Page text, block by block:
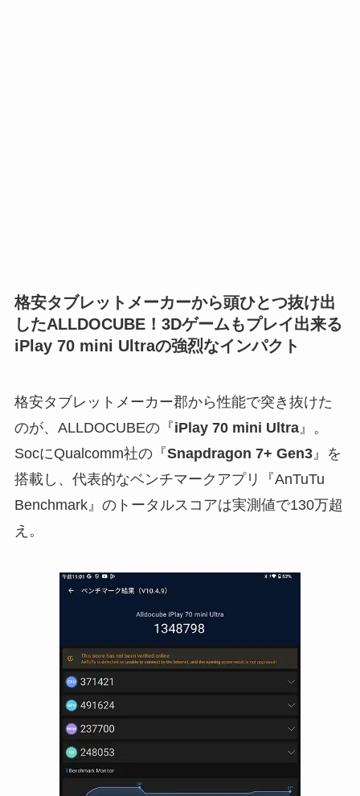
格安タブレットメーカーから頭ひとつ抜け出
したALLDOCUBE！3Dゲームもプレイ出来る
iPlay 70 mini Ultraの強烈なインパクト
格安タブレットメーカー郡から性能で突き抜けた
のが、ALLDOCUBEの『iPlay 70 mini Ultra』。
SocにQualcomm社の『Snapdragon 7+ Gen3』を
搭載し、代表的なベンチマークアプリ『AnTuTu
Benchmark』のトータルスコアは実測値で130万超
え。